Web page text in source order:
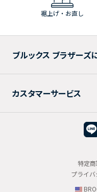
裾上げ・お直し
ブルックス ブラザーズ
カスタマーサービス
特定
プライ